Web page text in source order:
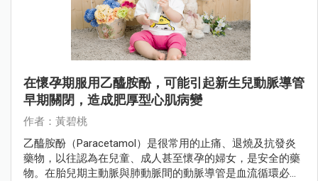
在懷孕期服用乙醯胺酚，可能引起新生兒動脈導管
早期關閉，造成肥厚型心肌病變
作者：黃碧桃
乙醯胺酚（Paracetamol）是很常用的止痛、退燒及抗發炎
藥物，以往認為在兒童、成人甚至懷孕的婦女，是安全的藥
物。在胎兒期主動脈與肺動脈間的動脈導管是血流循環必要